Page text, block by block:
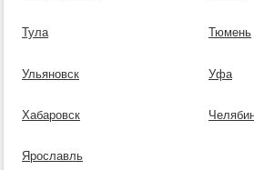
Тула Тюмень
Ульяновск Уфа
Хабаровск
Ярославль